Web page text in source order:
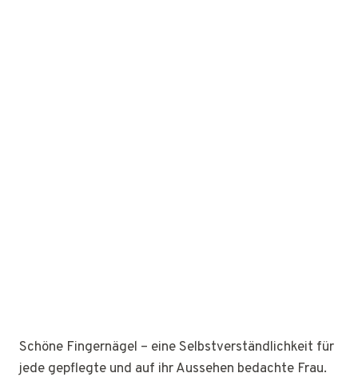
Schöne Fingernägel – eine Selbstverständlichkeit für
jede gepflegte und auf ihr Aussehen bedachte Frau.